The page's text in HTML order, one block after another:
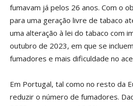
fumavam já pelos 26 anos. Com o
para uma geração livre de tabaco
uma alteração à lei do tabaco com
outubro de 2023, em que se
fumadores e mais dificuldade no
Em Portugal, tal como no resto da
reduzir o número de fumadores.